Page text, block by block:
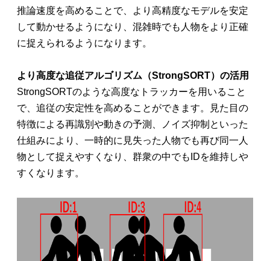
推論速度を高めることで、より高精度なモデルを安定
して動かせるようになり、混雑時でも人物をより正確
に捉えられるようになります。
より高度な追従アルゴリズム（StrongSORT）の活用
StrongSORTのような高度なトラッカーを用いること
で、追従の安定性を高めることができます。見た目の
特徴による再識別や動きの予測、ノイズ抑制といった
仕組みにより、一時的に見失った人物でも再び同一人
物として捉えやすくなり、群衆の中でもIDを維持しや
すくなります。